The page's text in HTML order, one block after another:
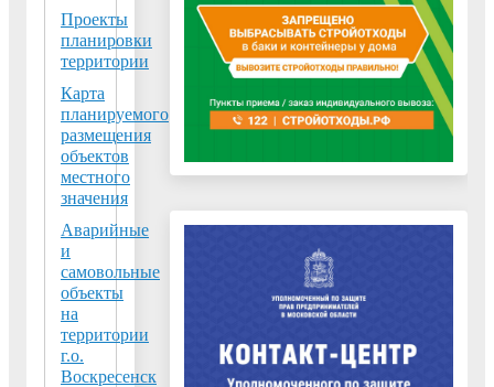
Проекты
планировки
территории
Карта
планируемого
размещения
объектов
местного
значения
Аварийные
и
самовольные
объекты
на
территории
г.о.
Воскресенск
в
установленном
территориального
планирования
городского
округа
Воскресенск
области
т.ч.